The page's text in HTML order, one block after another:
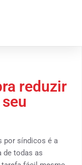
reduzir
por síndicos é a
de todas as